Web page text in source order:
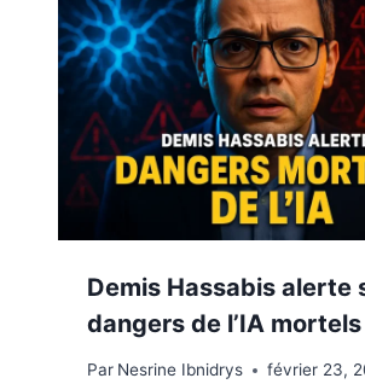
Demis Hassabis alerte
dangers de l’IA mortels
Par Nesrine Ibnidrys
février 23,